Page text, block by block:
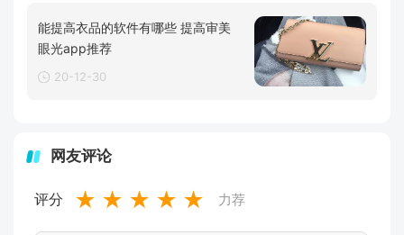
能提高衣品的软件有哪些 提高审美
眼光app推荐
20-12-30
网友评论
评分 ★ ★ ★ ★ ★ 力荐